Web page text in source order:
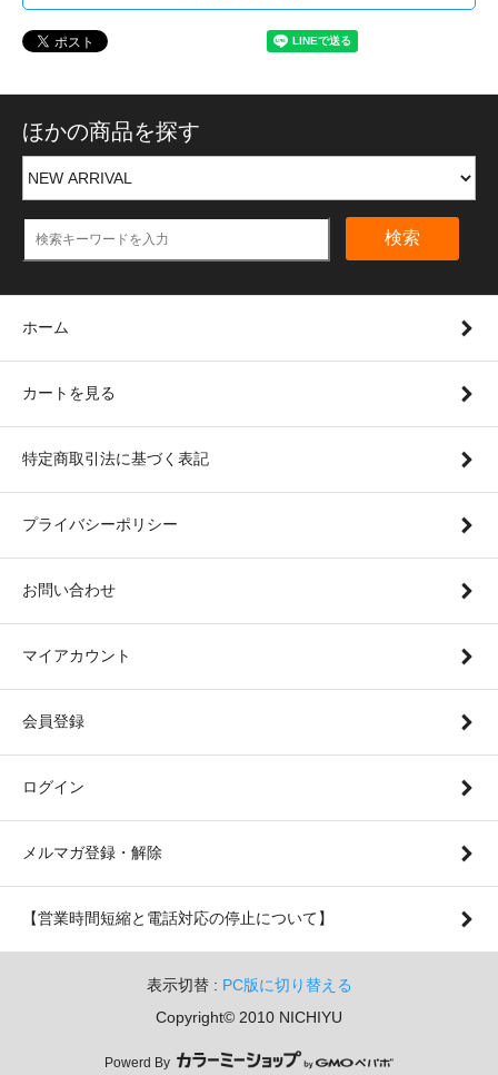
ほかの商品を探す
検索
ホーム
カートを見る
特定商取引法に基づく表記
プライバシーポリシー
お問い合わせ
マイアカウント
会員登録
ログイン
メルマガ登録・解除
【営業時間短縮と電話対応の停止について】
表示切替 : PC版に切り替える
Copyright© 2010 NICHIYU
Powerd By